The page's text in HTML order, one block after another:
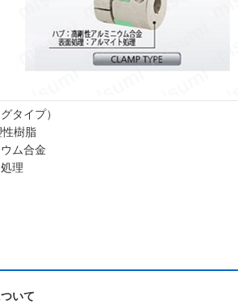
タイプ）
樹脂
ム合金
理
いて